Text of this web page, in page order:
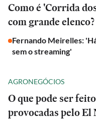
Como é 'Corrida
com grande
Fernando Meirelles:
sem o streaming'
AGRONEGÓCIOS
O que pode ser
provocadas pelo El